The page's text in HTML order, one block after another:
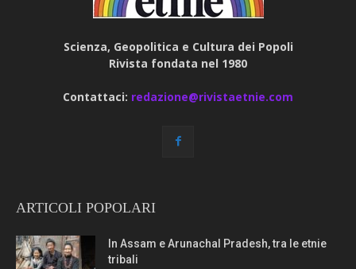
Scienza, Geopolitica e Cultura dei Popoli
Rivista fondata nel 1980
Contattaci: redazione@rivistaetnie.com
ARTICOLI POPOLARI
In Assam e Arunachal Pradesh, tra le etnie
tribali